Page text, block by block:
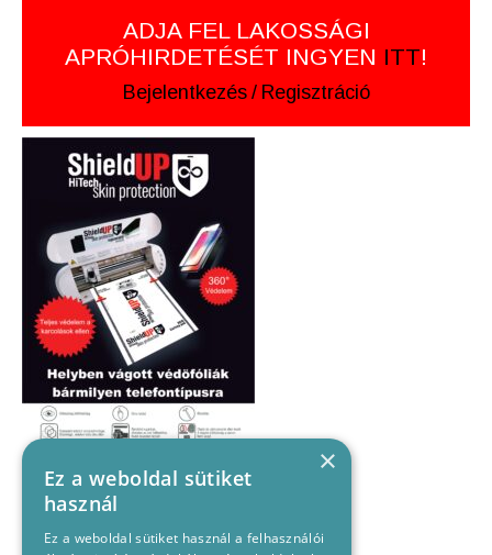
ADJA FEL LAKOSSÁGI
APRÓHIRDETÉSÉT INGYEN ITT!
Bejelentkezés / Regisztráció
×
Ez a weboldal sütiket
használ
Ez a weboldal sütiket használ a felhasználói